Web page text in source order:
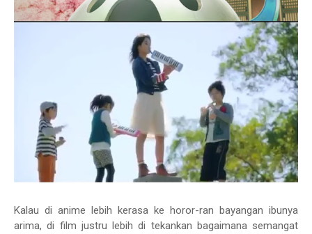
Kalau di anime lebih kerasa ke horor-ran bayangan ibunya
arima, di film justru lebih di tekankan bagaimana semangat